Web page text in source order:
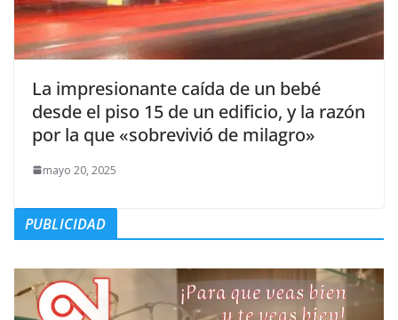
La impresionante caída de un bebé
desde el piso 15 de un edificio, y la razón
por la que «sobrevivió de milagro»
mayo 20, 2025
PUBLICIDAD